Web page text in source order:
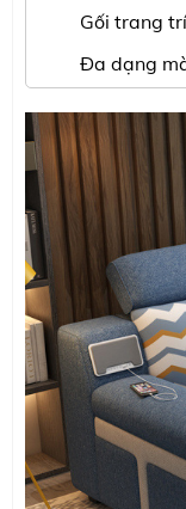
Gối trang
Đa dạng